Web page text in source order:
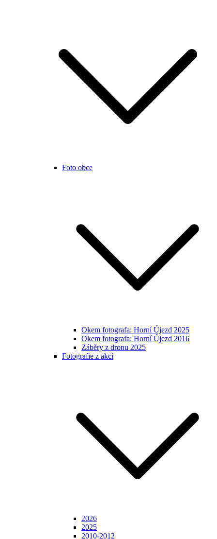
Foto obce
Okem fotografa: Horní Újezd 2025
Okem fotografa: Horní Újezd 2016
Záběry z dronu 2025
Fotografie z akcí
2026
2025
2010-2012